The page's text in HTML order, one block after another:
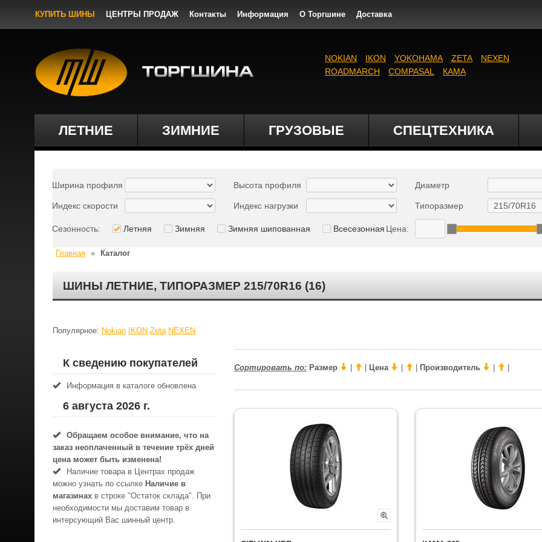
КУПИТЬ ШИНЫ ЦЕНТРЫ ПРОДАЖ Контакты Информация О Торгшине Доставка
ЛЕТНИЕ ЗИМНИЕ ГРУЗОВЫЕ СПЕЦТЕХНИКА
NOKIAN IKON YOKOHAMA ZETA
NEXEN
ROADMARCH
COMPASAL КАМА
Главная » Каталог
ШИНЫ ЛЕТНИЕ, ТИПОРАЗМЕР 215/70R16 (16)
Популярное: Nokian IKON Zeta NEXEN
К сведению покупателей
Информация в каталоге обновлена
6 августа 2026 г.
Обращаем особое внимание, что на
заказ неоплаченный в течениe трёх дней
цена может быть изменена!
Наличие товара в Центрах продаж
можно узнать по ссылке Наличие в
магазинах в строке "Остаток склада". При
необходимости мы доставим товар в
интерсующий Вас шинный центр.
Сортировать по: Размер Цена Производитель
Ширина профиля Высота профиля Диаметр
Индекс скорости Индекс нагрузки Типоразмер
Сезонность: Летняя Зимняя Зимняя шипованная Всесезонная Цена: